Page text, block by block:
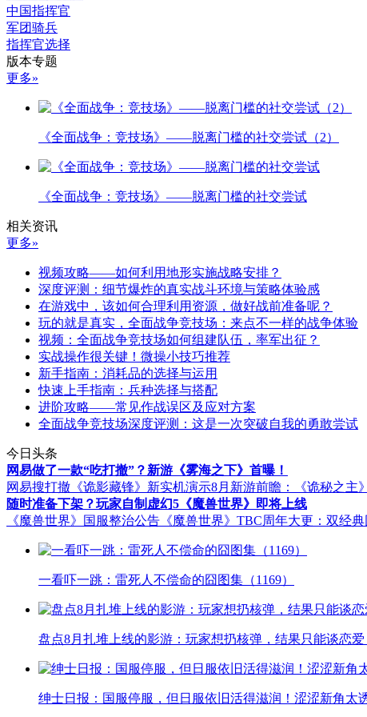
中国指挥官
军团骑兵
指挥官选择
版本专题
更多»
《全面战争：竞技场》——脱离门槛的社交尝试（2）
《全面战争：竞技场》——脱离门槛的社交尝试
相关资讯
更多»
视频攻略——如何利用地形实施战略安排？
深度评测：细节爆炸的真实战斗环境与策略体验感
在游戏中，该如何合理利用资源，做好战前准备呢？
玩的就是真实，全面战争竞技场：来点不一样的战争体验
视频：全面战争竞技场如何组建队伍，率军出征？
实战操作很关键！微操小技巧推荐
新手指南：消耗品的选择与运用
快速上手指南：兵种选择与搭配
进阶攻略——常见作战误区及应对方案
全面战争竞技场深度评测：这是一次突破自我的勇敢尝试
今日头条
网易做了一款“吃打撤”？新游《雾海之下》首曝！
网易搜打撤《诡影藏锋》新实机演示8月新游前瞻：《诡秘之主
随时准备下架？玩家自制虚幻5《魔兽世界》即将上线
《魔兽世界》国服整治公告 《魔兽世界》TBC周年大更：双经典
一看吓一跳：雷死人不偿命的囧图集（1169）
盘点8月扎堆上线的影游：玩家想扔核弹，结果只能谈恋爱
绅士日报：国服停服，但日服依旧活得滋润！涩涩新角太